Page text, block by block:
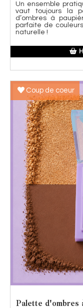
Un ensemble
vaut toujours la
d’ombres à
parfaite de
naturelle !
Coup de coeur
Palette